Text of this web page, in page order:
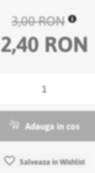
3,00 RON
2,40 RON
Adauga in cos
Salveaza in Wishlist